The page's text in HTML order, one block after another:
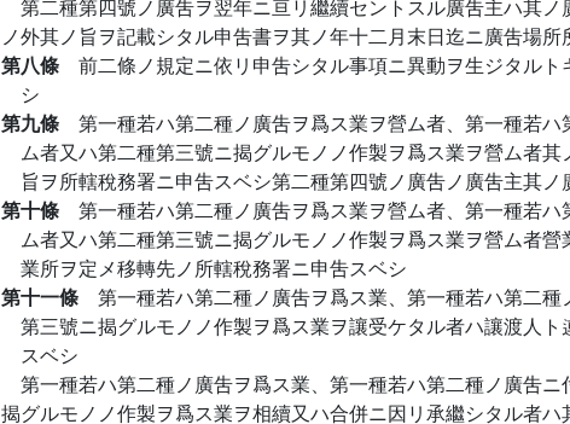
第二種第四號ノ廣吿ヲ翌年ニ亘リ繼續セントスル廣吿主ハ其
ノ外其ノ旨ヲ記載シタル申吿書ヲ其ノ年十二月末日迄ニ廣吿場
第八條 前二條ノ規定ニ依リ申吿シタル事項ニ異動ヲ生ジタル
シ
第九條 第一種若ハ第二種ノ廣吿ヲ爲ス業ヲ營ム者、第一種若
ム者又ハ第二種第三號ニ揭グルモノノ作製ヲ爲ス業ヲ營ム者
旨ヲ所轄稅務署ニ申吿スベシ第二種第四號ノ廣吿ノ廣吿主其
第十條 第一種若ハ第二種ノ廣吿ヲ爲ス業ヲ營ム者、第一種若
ム者又ハ第二種第三號ニ揭グルモノノ作製ヲ爲ス業ヲ營ム者
業所ヲ定メ移轉先ノ所轄稅務署ニ申吿スベシ
第十一條 第一種若ハ第二種ノ廣吿ヲ爲ス業、第一種若ハ第二
第三號ニ揭グルモノノ作製ヲ爲ス業ヲ讓受ケタル者ハ讓渡人
スベシ
第一種若ハ第二種ノ廣吿ヲ爲ス業、第一種若ハ第二種ノ廣吿
揭グルモノノ作製ヲ爲ス業ヲ相續又ハ合併ニ因リ承繼シタル者